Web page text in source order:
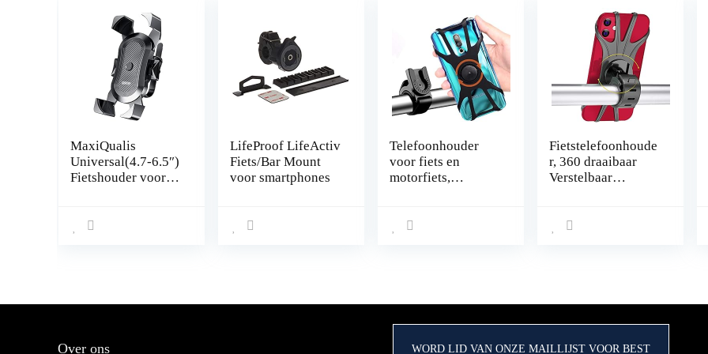
MaxiQualis
Universal(4.7-6.5″)
Fietshouder voor
Gereedschaploze
LifeProof LifeActiv
Fiets/Bar Mount
voor smartphones
Telefoonhouder
voor fiets en
motorfiets,
afneembaar, houder
smartphone van 4,0
Fietstelefoonhoude
r, 360 draaibaar
Verstelbaar
Fietstelefoonhoude
Schermgrootte
Over ons WORD LID VAN ONZE MAILLIJST VOOR BEST